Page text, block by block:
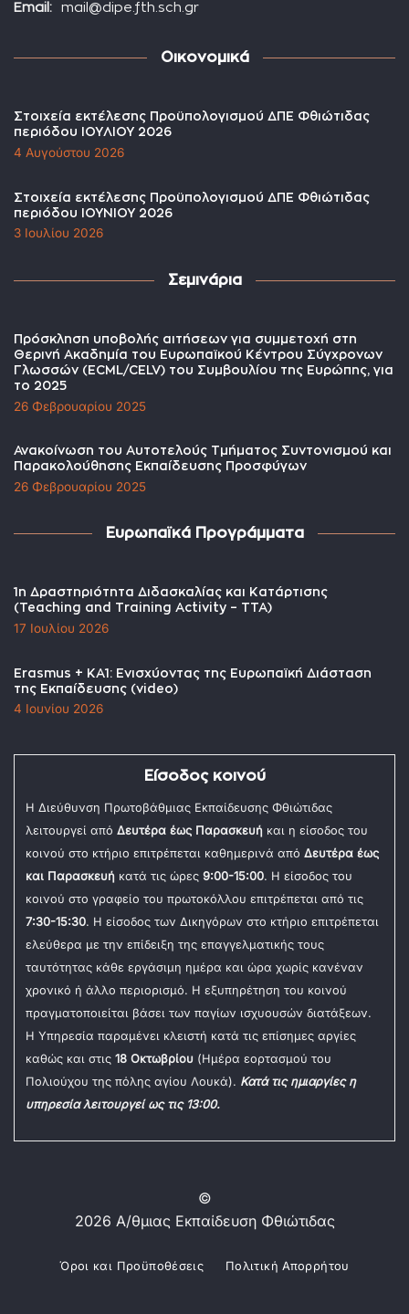
Email: mail@dipe.fth.sch.gr
Οικονομικά
Στοιχεία εκτέλεσης Προϋπολογισμού ΔΠΕ Φθιώτιδας
περιόδου ΙΟΥΛΙΟΥ 2026
4 Αυγούστου 2026
Στοιχεία εκτέλεσης Προϋπολογισμού ΔΠΕ Φθιώτιδας
περιόδου ΙΟΥΝΙΟΥ 2026
3 Ιουλίου 2026
Σεμινάρια
Πρόσκληση υποβολής αιτήσεων για συμμετοχή στη
Θερινή Ακαδημία του Ευρωπαϊκού Κέντρου Σύγχρονων
Γλωσσών (ECML/CELV) του Συμβουλίου της Ευρώπης, για
το 2025
26 Φεβρουαρίου 2025
Ανακοίνωση του Αυτοτελούς Τμήματος Συντονισμού και
Παρακολούθησης Εκπαίδευσης Προσφύγων
26 Φεβρουαρίου 2025
Ευρωπαϊκά Προγράμματα
1η Δραστηριότητα Διδασκαλίας και Κατάρτισης
(Teaching and Training Activity – TTA)
17 Ιουλίου 2026
Erasmus + KA1: Ενισχύοντας της Ευρωπαϊκή Διάσταση
της Εκπαίδευσης (video)
4 Ιουνίου 2026
Είσοδος κοινού
Η Διεύθυνση Πρωτοβάθμιας Εκπαίδευσης Φθιώτιδας
λειτουργεί από Δευτέρα έως Παρασκευή και η είσοδος του
κοινού στο κτήριο επιτρέπεται καθημερινά από Δευτέρα έως
και Παρασκευή κατά τις ώρες 9:00-15:00. Η είσοδος του
κοινού στο γραφείο του πρωτοκόλλου επιτρέπεται από τις
7:30-15:30. Η είσοδος των Δικηγόρων στο κτήριο επιτρέπεται
ελεύθερα με την επίδειξη της επαγγελματικής τους
ταυτότητας κάθε εργάσιμη ημέρα και ώρα χωρίς κανέναν
χρονικό ή άλλο περιορισμό. Η εξυπηρέτηση του κοινού
πραγματοποιείται βάσει των παγίων ισχυουσών διατάξεων.
Η Υπηρεσία παραμένει κλειστή κατά τις επίσημες αργίες
καθώς και στις 18 Οκτωβρίου (Ημέρα εορτασμού του
Πολιούχου της πόλης αγίου Λουκά). Κατά τις ημιαργίες η
υπηρεσία λειτουργεί ως τις 13:00.
©
2026 Α/θμιας Εκπαίδευση Φθιώτιδας
Όροι και Προϋποθέσεις Πολιτική Απορρήτου